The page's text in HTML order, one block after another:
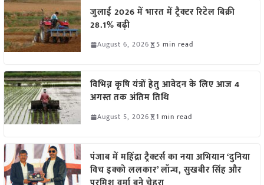
जुलाई 2026 में भारत में ट्रैक्टर रिटेल बिक्री
28.1% बढ़ी
August 6, 2026 5 min read
विभिन्न कृषि यंत्रों हेतु आवेदन के लिए आज 4
अगस्त तक अंतिम तिथि
August 5, 2026 1 min read
पंजाब में महिंद्रा ट्रैक्टर्स का नया अभियान ‘दुनिया
विच इक्को ललकार’ लॉन्च, सुखबीर सिंह और